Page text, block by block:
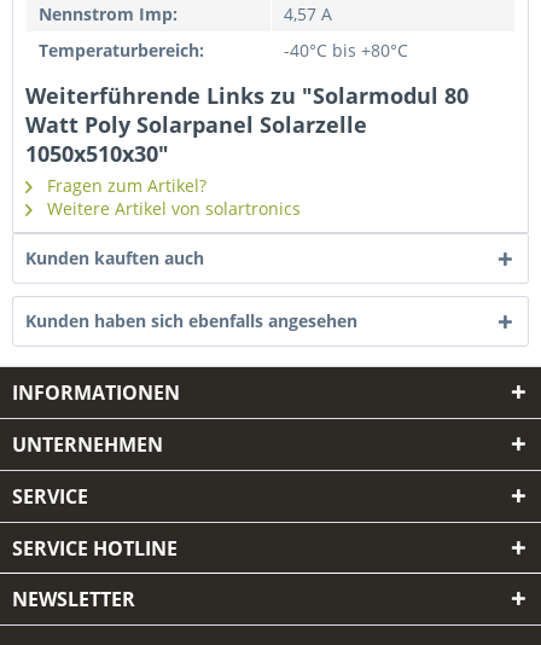
Nennstrom Imp:
4,57 A
Temperaturbereich:
-40°C bis +80°C
Weiterführende Links zu "Solarmodul 80
Watt Poly Solarpanel Solarzelle
1050x510x30"
Fragen zum Artikel?
Weitere Artikel von solartronics
Kunden kauften auch
Kunden haben sich ebenfalls angesehen
INFORMATIONEN
UNTERNEHMEN
SERVICE
SERVICE HOTLINE
NEWSLETTER